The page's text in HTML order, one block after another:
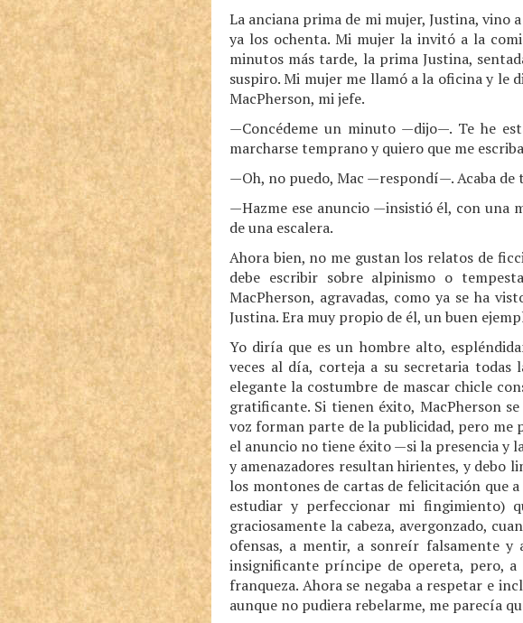
La anciana prima de mi mujer, Justina, vino
ya los ochenta. Mi mujer la invitó a la
minutos más tarde, la prima Justina,
suspiro. Mi mujer me llamó a la oficina y le
MacPherson, mi jefe.
—Concédeme un minuto —dijo—. Te he
marcharse temprano y quiero que me
—Oh, no puedo, Mac —respondí—. Acaba de
—Hazme ese anuncio —insistió él, con una
de una escalera.
Ahora bien, no me gustan los relatos de
debe escribir sobre alpinismo o
MacPherson, agravadas, como ya se ha
Justina. Era muy propio de él, un buen
Yo diría que es un hombre alto,
veces al día, corteja a su secretaria
elegante la costumbre de mascar chicle
gratificante. Si tienen éxito, MacPherson
voz forman parte de la publicidad, pero
el anuncio no tiene éxito —si la presencia y
y amenazadores resultan hirientes, y debo
los montones de cartas de felicitación que
estudiar y perfeccionar mi fingimiento)
graciosamente la cabeza, avergonzado,
ofensas, a mentir, a sonreír falsamente
insignificante príncipe de opereta, pero, a
franqueza. Ahora se negaba a respetar e
aunque no pudiera rebelarme, me parecía